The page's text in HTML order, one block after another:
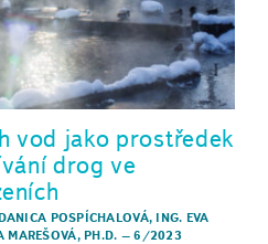
vod jako prostředek
drog ve
POSPÍCHALOVÁ, ING. EVA
MAREŠOVÁ, PH.D. –6/2023